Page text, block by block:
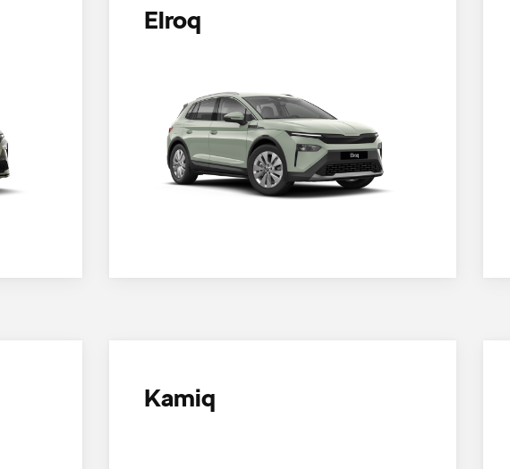
Elroq
Kamiq